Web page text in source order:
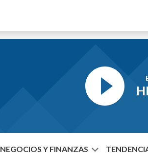
NEGOCIOS Y FINANZAS